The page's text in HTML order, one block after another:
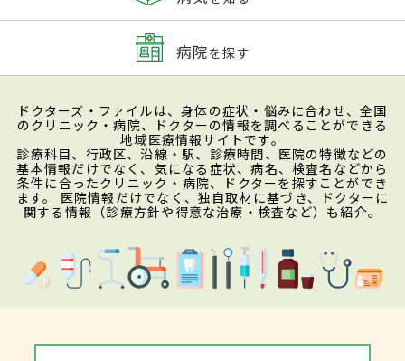
病院を探す
ドクターズ・ファイルは、身体の症状・悩みに合わせ、全国
のクリニック・病院、ドクターの情報を調べることができる
地域医療情報サイトです。
診療科目、行政区、沿線・駅、診療時間、医院の特徴などの
基本情報だけでなく、気になる症状、病名、検査名などから
条件に合ったクリニック・病院、ドクターを探すことができ
ます。 医院情報だけでなく、独自取材に基づき、ドクターに
関する情報（診療方針や得意な治療・検査など）も紹介。